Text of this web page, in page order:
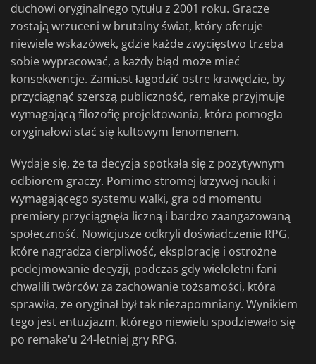
duchowi oryginalnego tytułu z 2001 roku. Gracze
zostają wrzuceni w brutalny świat, który oferuje
niewiele wskazówek, gdzie każde zwycięstwo trzeba
sobie wypracować, a każdy błąd może mieć
konsekwencje. Zamiast łagodzić ostre krawędzie, by
przyciągnąć szerszą publiczność, remake przyjmuje
wymagającą filozofię projektowania, która pomogła
oryginałowi stać się kultowym fenomenem.
Wydaje się, że ta decyzja spotkała się z pozytywnym
odbiorem graczy. Pomimo stromej krzywej nauki i
wymagającego systemu walki, gra od momentu
premiery przyciągnęła liczną i bardzo zaangażowaną
społeczność. Nowicjusze odkryli doświadczenie RPG,
które nagradza cierpliwość, eksplorację i ostrożne
podejmowanie decyzji, podczas gdy wieloletni fani
chwalili twórców za zachowanie tożsamości, która
sprawiła, że oryginał był tak niezapomniany. Wynikiem
tego jest entuzjazm, którego niewielu spodziewało się
po remake'u 24-letniej gry RPG.